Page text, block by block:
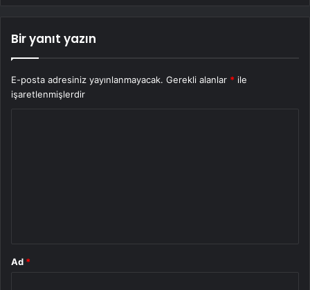
Bir yanıt yazın
E-posta adresiniz yayınlanmayacak. Gerekli alanlar * ile
işaretlenmişlerdir
Ad *